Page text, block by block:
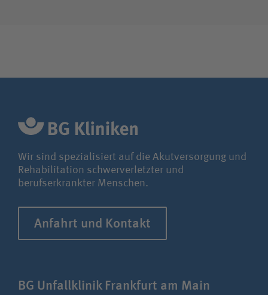
Wir sind spezialisiert auf die Akutversorgung und
Rehabilitation schwerverletzter und
berufserkrankter Menschen.
Anfahrt und Kontakt
BG Unfallklinik Frankfurt am Main